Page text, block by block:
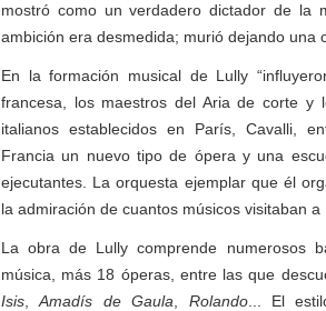
mostró como un verdadero dictador de la
ambición era desmedida; murió dejando una
En la formación musical de Lully
francesa, los maestros del Aria de corte y
italianos establecidos en París, Cavalli,
Francia un nuevo tipo de ópera y una
ejecutantes. La orquesta ejemplar que él
la admiración de cuantos músicos visitaban a
La obra de Lully comprende numerosos
música, más 18 óperas, entre las que
Isis ,Amadís de Gaula Rolando... El